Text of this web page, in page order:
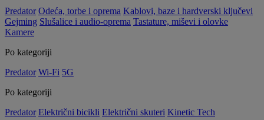
Predator Odeća, torbe i oprema Kablovi, baze i hardverski ključevi
Gejming Slušalice i audio-oprema Tastature, miševi i olovke
Kamere
Po kategoriji
Predator Wi-Fi 5G
Po kategoriji
Predator Električni bicikli Električni skuteri Kinetic Tech